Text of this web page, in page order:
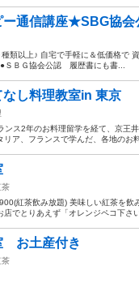
ー通信講座★SBG協
類以上♪ 自宅で手軽に＆低価格で
ＢＧ協会公認 履歴書にも書...
し料理教室in 東京
ス2年のお料理留学を経て、京王
ア、フランスで学んだ、各地のお
茶
紅茶飲み放題) 美味しい紅茶を飲
でとりあえず「オレンジペコ下さ
お土産付き
茶